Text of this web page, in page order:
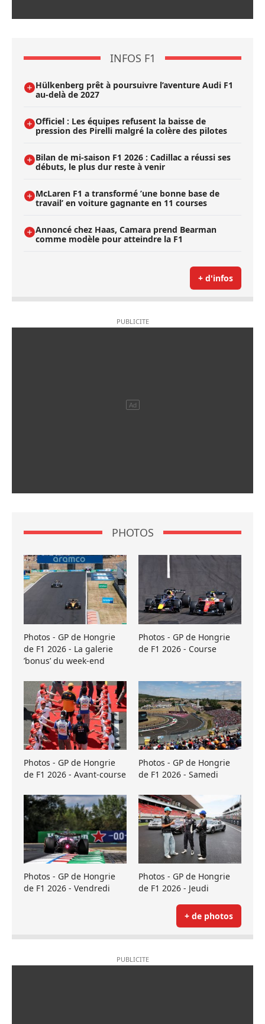
INFOS F1
Hülkenberg prêt à poursuivre l’aventure Audi F1
au-delà de 2027
Officiel : Les équipes refusent la baisse de
pression des Pirelli malgré la colère des pilotes
Bilan de mi-saison F1 2026 : Cadillac a réussi ses
débuts, le plus dur reste à venir
McLaren F1 a transformé ’une bonne base de
travail’ en voiture gagnante en 11 courses
Annoncé chez Haas, Camara prend Bearman
comme modèle pour atteindre la F1
+ d'infos
PHOTOS
Photos - GP de Hongrie
de F1 2026 - La galerie
’bonus’ du week-end
Photos - GP de Hongrie
de F1 2026 - Course
Photos - GP de Hongrie
de F1 2026 - Avant-course
Photos - GP de Hongrie
de F1 2026 - Samedi
Photos - GP de Hongrie
de F1 2026 - Vendredi
Photos - GP de Hongrie
de F1 2026 - Jeudi
+ de photos